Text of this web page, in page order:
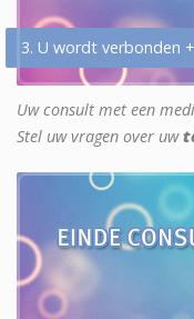
3. U wordt verbonden +
Uw consult met een
Stel uw vragen over uw